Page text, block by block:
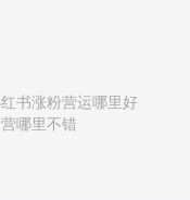
书涨粉营运哪里好
哪里不错